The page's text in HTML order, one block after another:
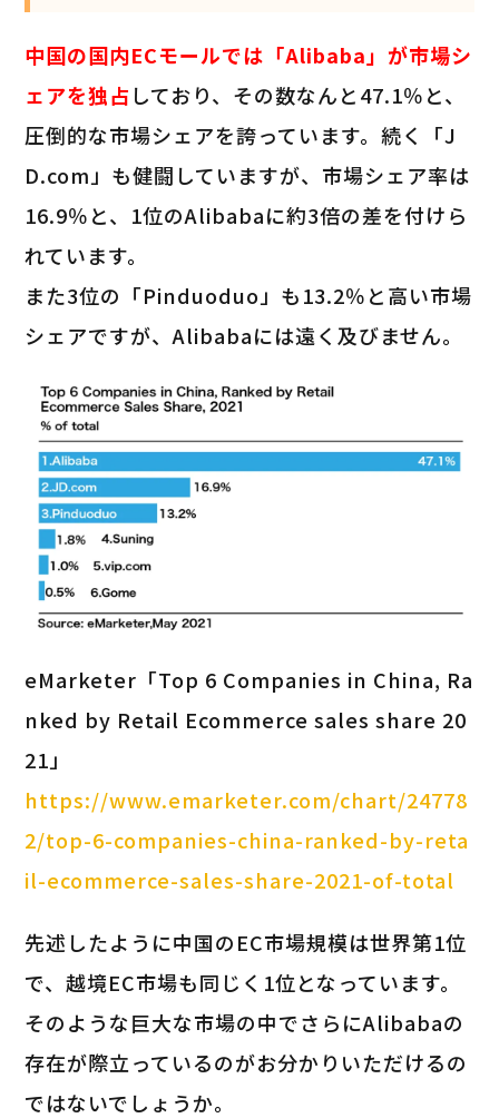
中国の国内ECモールでは「Alibaba」が市場シ
ェアを独占 しており、その数なんと47.1％と、
圧倒的な市場シェアを誇っています。続く「J
D.com」も健闘していますが、市場シェア率は
16.9％と、1位のAlibabaに約3倍の差を付けら
れています。
また3位の「Pinduoduo」も13.2％と高い市場
シェアですが、Alibabaには遠く及びません。
eMarketer「Top 6 Companies in China, Ra
nked by Retail Ecommerce sales share 20
21」
https://www.emarketer.com/chart/24778
2/top-6-companies-china-ranked-by-reta
il-ecommerce-sales-share-2021-of-total
先述したように中国のEC市場規模は世界第1位
で、越境EC市場も同じく1位となっています。
そのような巨大な市場の中でさらにAlibabaの
存在が際立っているのがお分かりいただけるの
ではないでしょうか。